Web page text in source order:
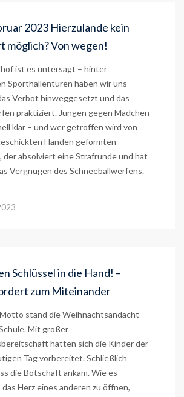
2023 Hierzulande kein
möglich? Von wegen!
ist es untersagt – hinter
Sporthallentüren haben wir uns
Verbot hinweggesetzt und das
praktiziert. Jungen gegen Mädchen
klar – und wer getroffen wird von
Händen geformten
der absolviert eine Strafrunde und hat
Vergnügen des Schneeballwerfens.
Schlüssel in die Hand! –
zum Miteinander
stand die Weihnachtsandacht
Mit großer
hatten sich die Kinder der
Tag vorbereitet. Schließlich
die Botschaft ankam. Wie es
das Herz eines anderen zu öffnen,